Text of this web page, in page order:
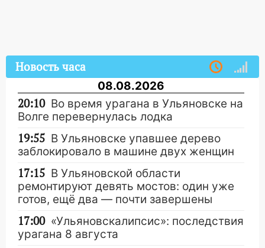
Новость часа
08.08.2026
20:10 Во время урагана в Ульяновске на
Волге перевернулась лодка
19:55 В Ульяновске упавшее дерево
заблокировало в машине двух женщин
17:15 В Ульяновской области
ремонтируют девять мостов: один уже
готов, ещё два — почти завершены
17:00 «Ульяновскалипсис»: последствия
урагана 8 августа